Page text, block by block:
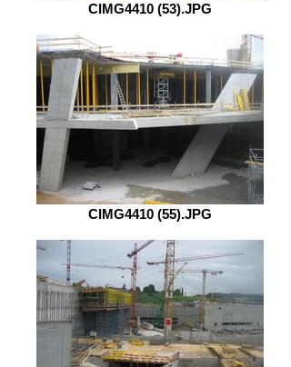
CIMG4410 (53).JPG
CIMG4410 (55).JPG